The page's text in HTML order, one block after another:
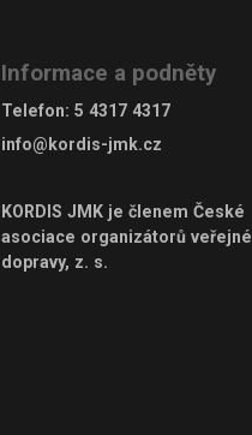
Informace a podněty
Telefon: 5 4317 4317
info@kordis-jmk.cz
KORDIS JMK je členem České
asociace organizátorů veřejné
dopravy, z. s.